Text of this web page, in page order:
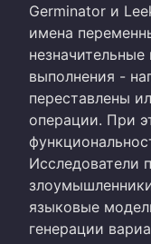
Germinator и
имена
выполнения -
переставлены
операции. При
Исследователи
языковые
генерации